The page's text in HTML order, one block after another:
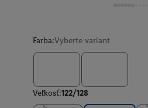
Farba:Vyberte variant
Veľkosť:122/128